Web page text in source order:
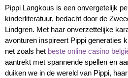
Pippi Langkous is een onvergetelijk
kinderliteratuur, bedacht door de
Lindgren. Met haar onverzettelijke
avonturen inspireert Pippi generaties
net zoals het beste online casino
aantrekt met spannende spellen en
duiken we in de wereld van Pippi,